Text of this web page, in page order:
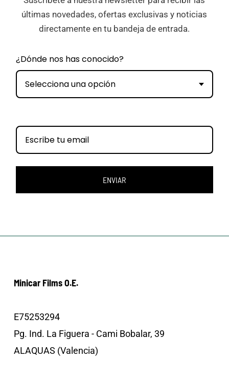
últimas novedades, ofertas exclusivas y noticias
directamente en tu bandeja de entrada.
¿Dónde nos has conocido?
Selecciona una opción
ENVIAR
Minicar Films O.E.
E75253294
Pg. Ind. La Figuera - Cami Bobalar, 39
ALAQUAS (Valencia)